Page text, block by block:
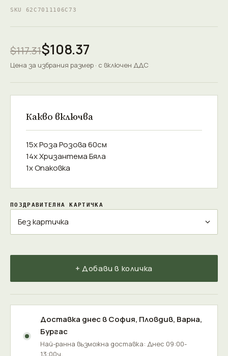
SKU 62C7011106C73
$117.31$108.37
Цена за избрания размер · с включен ДДС
Какво включва
15x Роза Розова 60см
14x Хризантема Бяла
1x Опаковка
ПОЗДРАВИТЕЛНА КАРТИЧКА
+ Добави в количка
Доставка днес вСофия, Пловдив, Варна,
Бургас
Най-ранна възможна доставка: Днес 09:00-
13:00ч.